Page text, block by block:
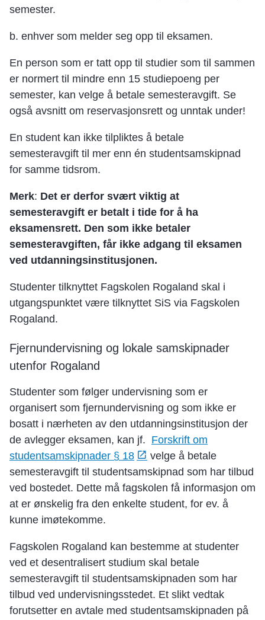
semester.
b. enhver som melder seg opp til eksamen.
En person som er tatt opp til studier som til sammen
er normert til mindre enn 15 studiepoeng per
semester, kan velge å betale semesteravgift. Se
også avsnitt om reservasjonsrett og unntak under!
En student kan ikke tilpliktes å betale
semesteravgift til mer enn én studentsamskipnad
for samme tidsrom.
Merk: Det er derfor svært viktig at
semesteravgift er betalt i tide for å ha
eksamensrett. Den som ikke betaler
semesteravgiften, får ikke adgang til eksamen
ved utdanningsinstitusjonen.
Studenter tilknyttet Fagskolen Rogaland skal i
utgangspunktet være tilknyttet SiS via Fagskolen
Rogaland.
Fjernundervisning og lokale samskipnader
utenfor Rogaland
Studenter som følger undervisning som er
organisert som fjernundervisning og som ikke er
bosatt i nærheten av den utdanningsinstitusjon der
de avlegger eksamen, kan jf. Forskrift om
studentsamskipnader § 18
velge å betale
semesteravgift til studentsamskipnad som har tilbud
ved bostedet. Dette må fagskolen få informasjon om
at er ønskelig fra den enkelte student, for ev. å
kunne imøtekomme.
Fagskolen Rogaland kan bestemme at studenter
ved et desentralisert studium skal betale
semesteravgift til studentsamskipnaden som har
tilbud ved undervisningsstedet. Et slikt vedtak
forutsetter en avtale med studentsamskipnaden på